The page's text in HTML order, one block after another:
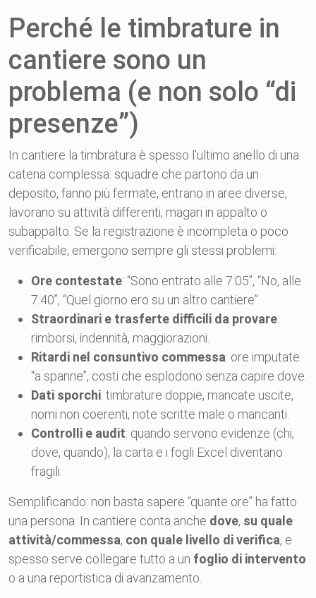
Perché le timbrature in
cantiere sono un
problema (e non solo “di
presenze”)
In cantiere la timbratura è spesso l’ultimo anello di una
catena complessa: squadre che partono da un
deposito, fanno più fermate, entrano in aree diverse,
lavorano su attività differenti, magari in appalto o
subappalto. Se la registrazione è incompleta o poco
verificabile, emergono sempre gli stessi problemi:
Ore contestate: “Sono entrato alle 7:05”, “No, alle
7:40”, “Quel giorno ero su un altro cantiere”.
Straordinari e trasferte difficili da provare:
rimborsi, indennità, maggiorazioni.
Ritardi nel consuntivo commessa: ore imputate
“a spanne”, costi che esplodono senza capire dove.
Dati sporchi: timbrature doppie, mancate uscite,
nomi non coerenti, note scritte male o mancanti.
Controlli e audit: quando servono evidenze (chi,
dove, quando), la carta e i fogli Excel diventano
fragili.
Semplificando: non basta sapere “quante ore” ha fatto
una persona. In cantiere conta anche dove, su quale
attività/commessa, con quale livello di verifica, e
spesso serve collegare tutto a un foglio di intervento
o a una reportistica di avanzamento.